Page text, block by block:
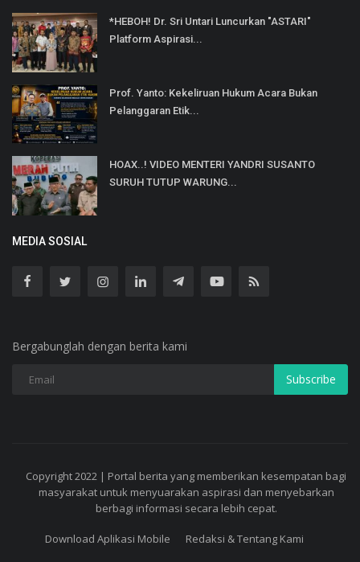
*HEBOH! Dr. Sri Untari Luncurkan "ASTARI"
Platform Aspirasi...
Prof. Yanto: Kekeliruan Hukum Acara Bukan
Pelanggaran Etik...
HOAX..! VIDEO MENTERI YANDRI SUSANTO
SURUH TUTUP WARUNG...
MEDIA SOSIAL
Bergabunglah dengan berita kami
Subscribe
Copyright 2022 | Portal berita yang memberikan kesempatan bagi
masyarakat untuk menyuarakan aspirasi dan menyebarkan
berbagi informasi secara lebih cepat.
Download Aplikasi Mobile Redaksi & Tentang Kami